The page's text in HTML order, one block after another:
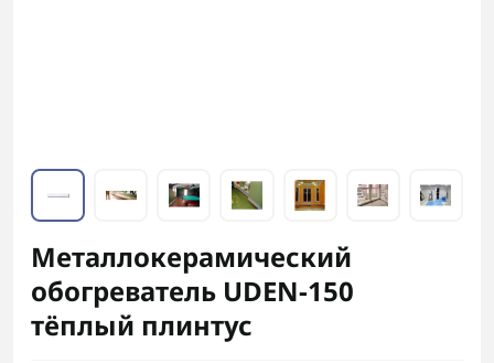
Металлокерамический
обогреватель UDEN-150
тёплый плинтус